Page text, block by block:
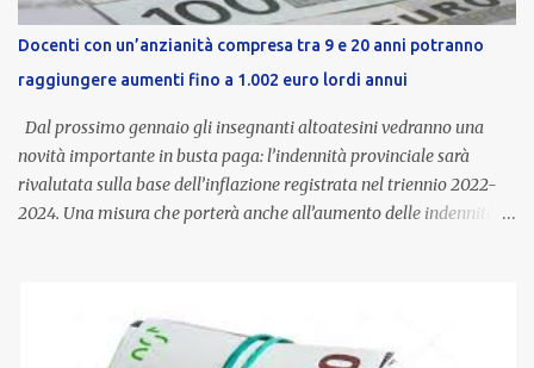
Docenti con un’anzianità compresa tra 9 e 20 anni potranno
raggiungere aumenti fino a 1.002 euro lordi annui
Dal prossimo gennaio gli insegnanti altoatesini vedranno una
novità importante in busta paga: l’indennità provinciale sarà
rivalutata sulla base dell’inflazione registrata nel triennio 2022-
2024. Una misura che porterà anche all’aumento delle indennità di
dedicato alle donne vittime di violenza di genere, in linea con la
normativa nazionale e con l’obiettivo di offrire maggiore tutela e